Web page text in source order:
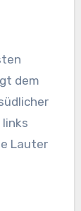
dem
Lauter